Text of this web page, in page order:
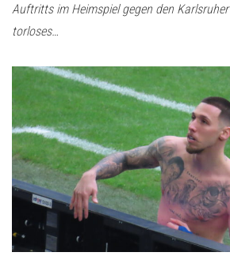
Auftritts im Heimspiel gegen den
torloses…